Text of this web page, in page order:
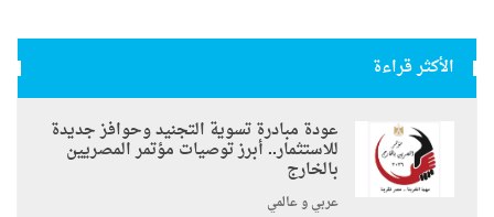
الأكثر قراءة
عودة مبادرة تسوية التجنيد وحوافز جديدة
للاستثمار.. أبرز توصيات مؤتمر المصريين
بالخارج
عربي و عالمي